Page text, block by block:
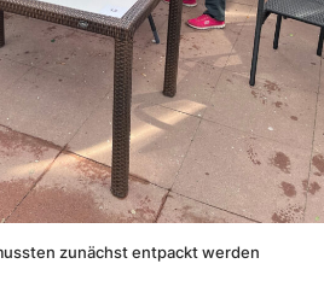
zunächst entpackt werden